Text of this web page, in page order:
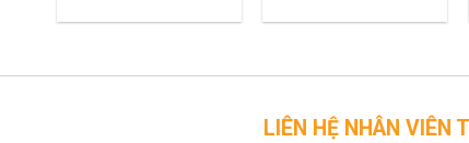
LIÊN HỆ NHÂN VIÊN TƯ VẤN